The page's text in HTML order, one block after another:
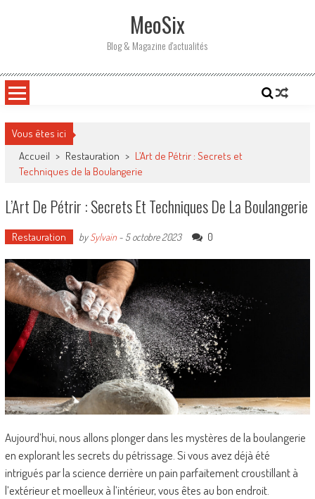
MeoSix
Blog & Magazine d'actualités
Vous êtes ici
Accueil > Restauration > L’Art de Pétrir : Secrets et
Techniques de la Boulangerie
L’Art De Pétrir : Secrets Et Techniques De La Boulangerie
Restauration bySylvain- 5 octobre 2023 0
Aujourd’hui, nous allons plonger dans les mystères de la boulangerie
en explorant les secrets du pétrissage. Si vous avez déjà été
intrigués par la science derrière un pain parfaitement croustillant à
l’extérieur et moelleux à l’intérieur, vous êtes au bon endroit.